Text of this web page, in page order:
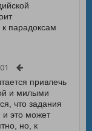
к парадоксам
привлечь
и милыми
что задания
и это может
но, к